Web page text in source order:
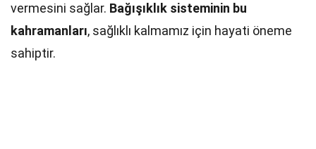
vermesini sağlar. Bağışıklık sisteminin bu
kahramanları, sağlıklı kalmamız için hayati öneme
sahiptir.